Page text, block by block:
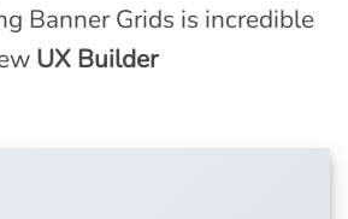
Banner Grids is incredible
UX Builder